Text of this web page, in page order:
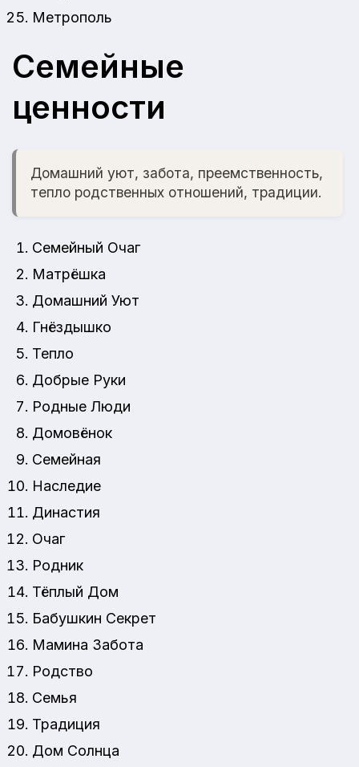
Метрополь
Семейные
ценности
Домашний уют, забота, преемственность,
тепло родственных отношений, традиции.
Семейный Очаг
Матрёшка
Домашний Уют
Гнёздышко
Тепло
Добрые Руки
Родные Люди
Домовёнок
Семейная
Наследие
Династия
Очаг
Родник
Тёплый Дом
Бабушкин Секрет
Мамина Забота
Родство
Семья
Традиция
Дом Солнца